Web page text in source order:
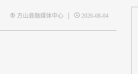
方山县融媒体中心 | 2026-08-04